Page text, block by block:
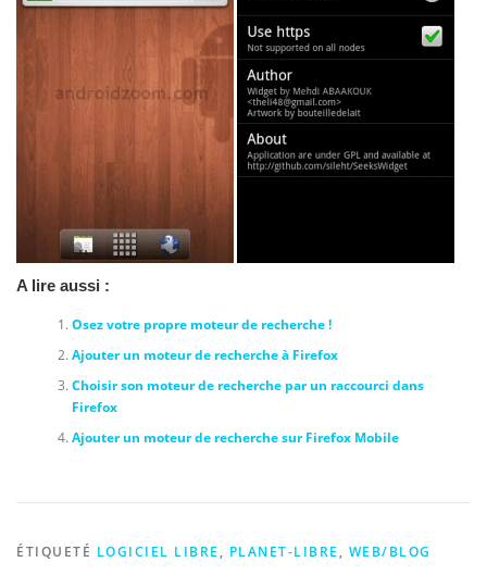
A lire aussi :
Osez votre propre moteur de recherche !
Ajouter un moteur de recherche à Firefox
Choisir son moteur de recherche par un raccourci dans
Firefox
Ajouter un moteur de recherche sur Firefox Mobile
ÉTIQUETÉ LOGICIEL LIBRE , PLANET-LIBRE , WEB/BLOG